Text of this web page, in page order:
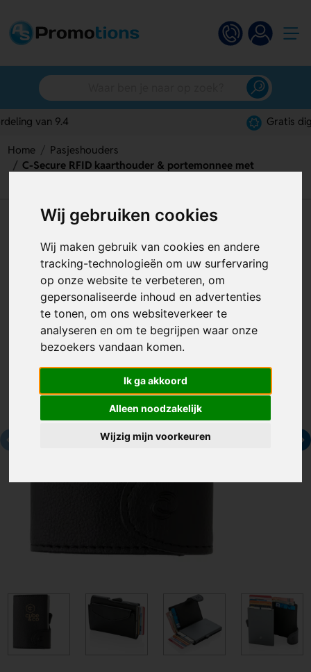
Wij gebruiken cookies
Wij maken gebruik van cookies en andere
tracking-technologieën om uw surfervaring
op onze website te verbeteren, om
gepersonaliseerde inhoud en advertenties
te tonen, om ons websiteverkeer te
analyseren en om te begrijpen waar onze
bezoekers vandaan komen.
Ik ga akkoord
Alleen noodzakelijk
Wijzig mijn voorkeuren
Home
Pasjeshouders
C-Secure RFID kaarthouder & portemonnee met
C-Secure RFID kaarthouder &
portemonnee met muntvakje
Artikelnummer: 127543